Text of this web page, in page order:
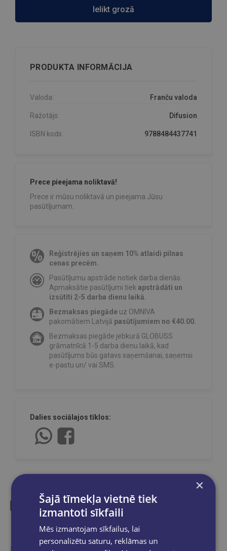
Ielikt grozā
PRODUKTA INFORMĀCIJA
Valoda: Franču valoda
Ražotājs: Difusion
ISBN kods: 9788484437741
Prece pieejama noliktavā!
Prece ir mūsu noliktavā un pieejama Jūsu
pasūtījumam.
Reģistrējies un saņem 10% atlaidi pilnas
cenas precēm.
Pasūtījumu apstrāde notiek darba dienās.
Apmaksātie pasūtījumi tiek apstrādāti un
izsūtīti 2-5 darba dienu laikā.
Bezmaksas piegāde uz OMNIVA
pakomātiem Latvijā pasūtījumiem no €40.00.
Bezmaksas piegāde jebkurā GLOBUSS
grāmatnīcā 1-5 darba dienu laikā, kad
pasūtījums būs gatavs saņemšanai, saņemsi
e-pastu un/ vai SMS.
Dalies sociālajos tīklos:
Līdzīgas preces
Ieskaties, varbūt noder
×
Šajā tīmekļa vietnē tiek
izmantoti sīkfaili
Mēs izmantojam sīkfailus, lai
personalizētu saturu, reklāmas un